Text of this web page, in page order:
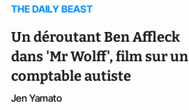
THE DAILY BEAST
Un déroutant Ben Affleck
dans 'Mr Wolff', film sur un
comptable autiste
Jen Yamato